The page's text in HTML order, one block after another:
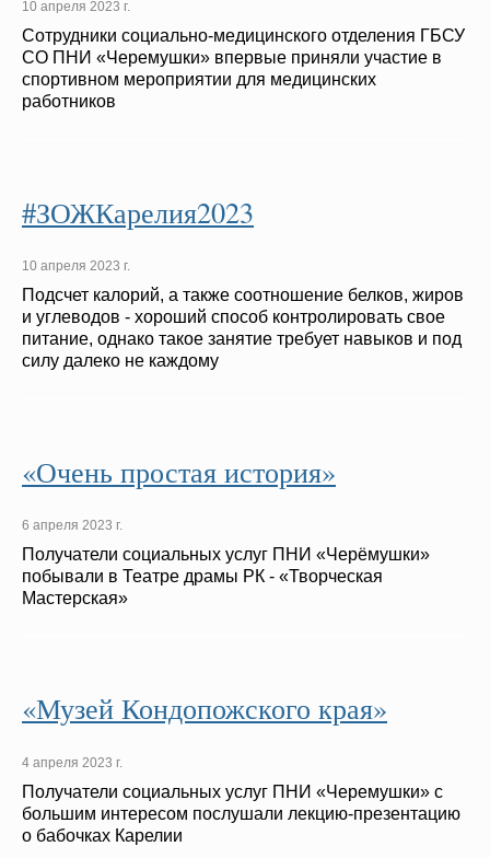
10 апреля 2023 г.
Сотрудники социально-медицинского отделения ГБСУ
СО ПНИ «Черемушки» впервые приняли участие в
спортивном мероприятии для медицинских
работников
#ЗОЖКарелия2023
10 апреля 2023 г.
Подсчет калорий, а также соотношение белков, жиров
и углеводов - хороший способ контролировать свое
питание, однако такое занятие требует навыков и под
силу далеко не каждому
«Очень простая история»
6 апреля 2023 г.
Получатели социальных услуг ПНИ «Черёмушки»
побывали в Театре драмы РК - «Творческая
Мастерская»
«Музей Кондопожского края»
4 апреля 2023 г.
Получатели социальных услуг ПНИ «Черемушки» с
большим интересом послушали лекцию-презентацию
о бабочках Карелии